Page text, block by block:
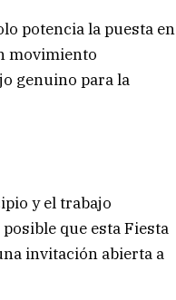
potencia la puesta en
movimiento
genuino para la
y el trabajo
que esta Fiesta
invitación abierta a